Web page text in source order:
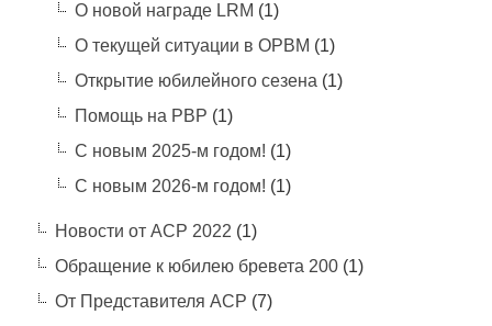
О новой награде LRM (1)
О текущей ситуации в ОРВМ (1)
Открытие юбилейного сезена(1)
Помощь на РВР (1)
С новым 2025-м годом! (1)
С новым 2026-м годом! (1)
Новости от АСР 2022 (1)
Обращение к юбилею бревета 200(1)
От Представителя АСР (7)